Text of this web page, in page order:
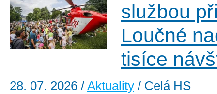
službou
Loučné
tisíce
28. 07. 2026 / Aktuality / Celá HS